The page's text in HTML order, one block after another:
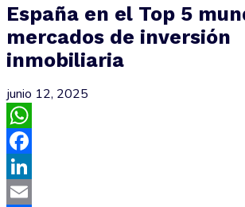
España en el Top 5
mercados de inversión
inmobiliaria
junio 12, 2025
WhatsApp
Facebook
LinkedIn